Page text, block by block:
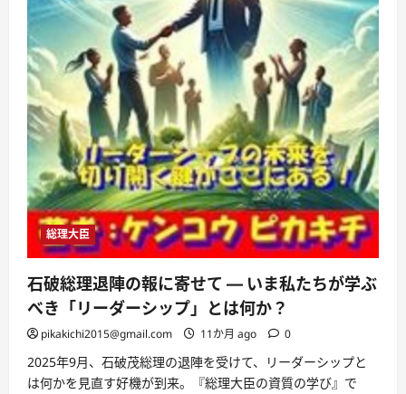
総理大臣
石破総理退陣の報に寄せて ― いま私たちが学ぶ
べき「リーダーシップ」とは何か？
pikakichi2015@gmail.com 11か月 ago 0
2025年9月、石破茂総理の退陣を受けて、リーダーシップと
は何かを見直す好機が到来。『総理大臣の資質の学び』で